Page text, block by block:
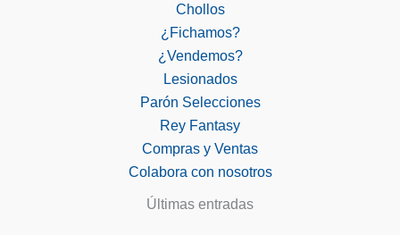
Chollos
¿Fichamos?
¿Vendemos?
Lesionados
Parón Selecciones
Rey Fantasy
Compras y Ventas
Colabora con nosotros
Últimas entradas